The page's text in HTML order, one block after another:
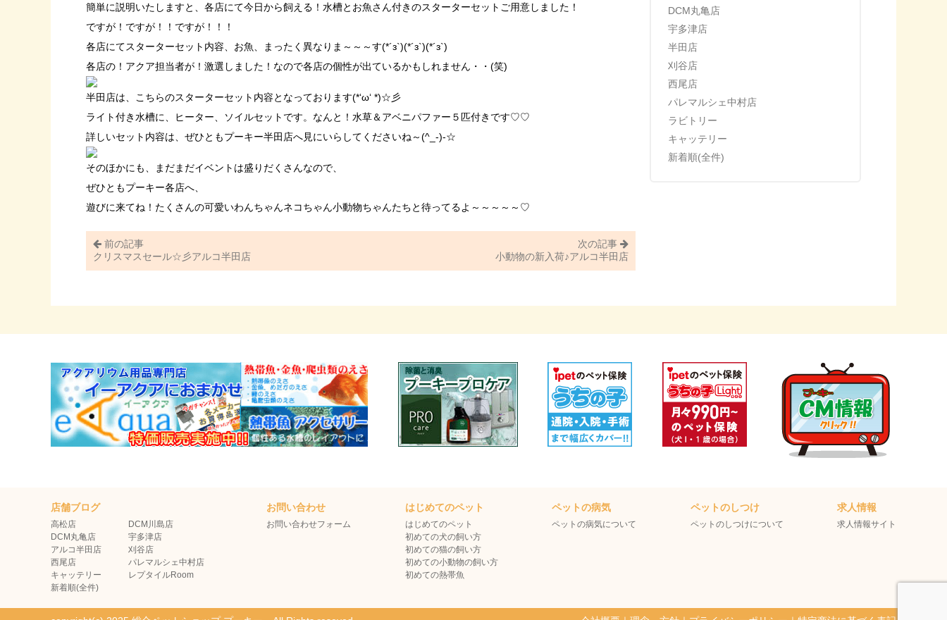
簡単に説明いたしますと、各店にて今日から飼える！水槽とお魚さん付きのスターターセットご用意しました！
ですが！ですが！！ですが！！！
各店にてスターターセット内容、お魚、まったく異なりま～～～す(*´з`)(*´з`)(*´з`)
各店の！アクア担当者が！激選しました！なので各店の個性が出ているかもしれません・・(笑)
半田店は、こちらのスターターセット内容となっております(*‘ω‘ *)☆彡
ライト付き水槽に、ヒーター、ソイルセットです。なんと！水草＆アベニパファー５匹付きです♡♡
詳しいセット内容は、ぜひともプーキー半田店へ見にいらしてくださいね～(^_-)-☆
そのほかにも、まだまだイベントは盛りだくさんなので、
ぜひともプーキー各店へ、
遊びに来てね！たくさんの可愛いわんちゃんネコちゃん小動物ちゃんたちと待ってるよ～～～～～♡
前の記事
クリスマスセール☆彡アルコ半田店
次の記事
小動物の新入荷♪アルコ半田店
DCM丸亀店
宇多津店
半田店
刈谷店
西尾店
パレマルシェ中村店
ラビトリー
キャッテリー
新着順(全件)
店舗ブログ
高松店
DCM川島店
DCM丸亀店
宇多津店
アルコ半田店
刈谷店
西尾店
パレマルシェ中村店
キャッテリー
レプタイルRoom
新着順(全件)
お問い合わせ
お問い合わせフォーム
はじめてのペット
はじめてのペット
初めての犬の飼い方
初めての猫の飼い方
初めての小動物の飼い方
初めての熱帯魚
ペットの病気
ペットの病気について
ペットのしつけ
ペットのしつけについて
求人情報
求人情報サイト